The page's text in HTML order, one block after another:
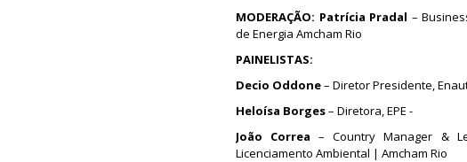
MODERAÇÃO: Patrícia Pradal –
de Energia Amcham Rio
PAINELISTAS:
Decio Oddone– Diretor Presidente,
Heloísa Borges– Diretora, EPE -
João Correa – Country Manager &
Licenciamento Ambiental | Amcham Rio